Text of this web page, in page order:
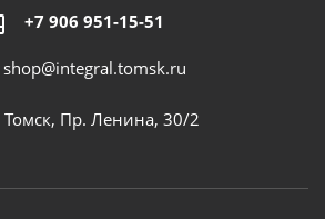
+7 906 951-15-51
shop@integral.tomsk.ru
Томск, Пр. Ленина, 30/2